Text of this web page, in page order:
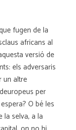
fugen de la
africans al
versió de
els adversaris
un altre
per
espera? O bé les
la selva, a la